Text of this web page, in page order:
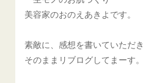
美容家のおのえあきよです。
素敵に、感想を書いていただき
そのままリブログしてまーす。